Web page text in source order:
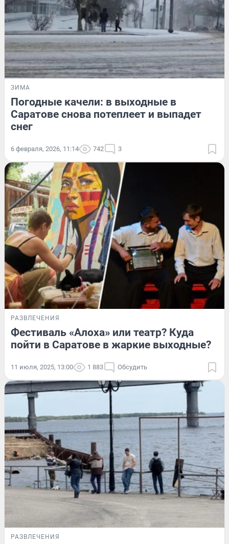
ЗИМА
Погодные качели: в выходные в
Саратове снова потеплеет и выпадет
снег
6 февраля, 2026, 11:14 742 3
РАЗВЛЕЧЕНИЯ
Фестиваль «Алоха» или театр? Куда
пойти в Саратове в жаркие выходные?
11 июля, 2025, 13:00 1 883 Обсудить
РАЗВЛЕЧЕНИЯ